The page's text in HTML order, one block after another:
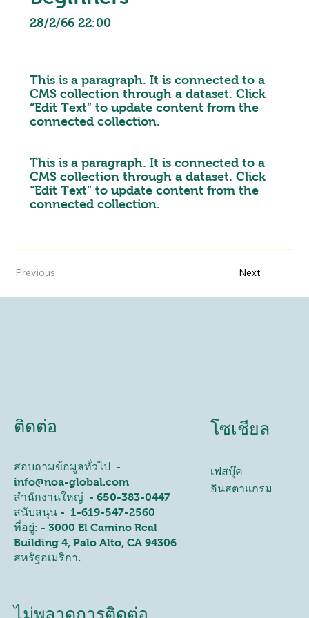
28/2/66 22:00
This is a paragraph. It is connected to a
CMS collection through a dataset. Click
“Edit Text” to update content from the
connected collection.
This is a paragraph. It is connected to a
CMS collection through a dataset. Click
“Edit Text” to update content from the
connected collection.
Previous Next
ติดต่อ
สอบถามข้อมูลทั่วไป -
info@noa-global.com
สำนักงานใหญ่ - 650-383-0447
สนับสนุน - 1-619-547-2560
ที่อยู่: - 3000 El Camino Real
Building 4, Palo Alto, CA 94306
สหรัฐอเมริกา.
โซเชียล
เฟสบุ๊ค
อินสตาแกรม
ไม่พลาดการติดต่อ